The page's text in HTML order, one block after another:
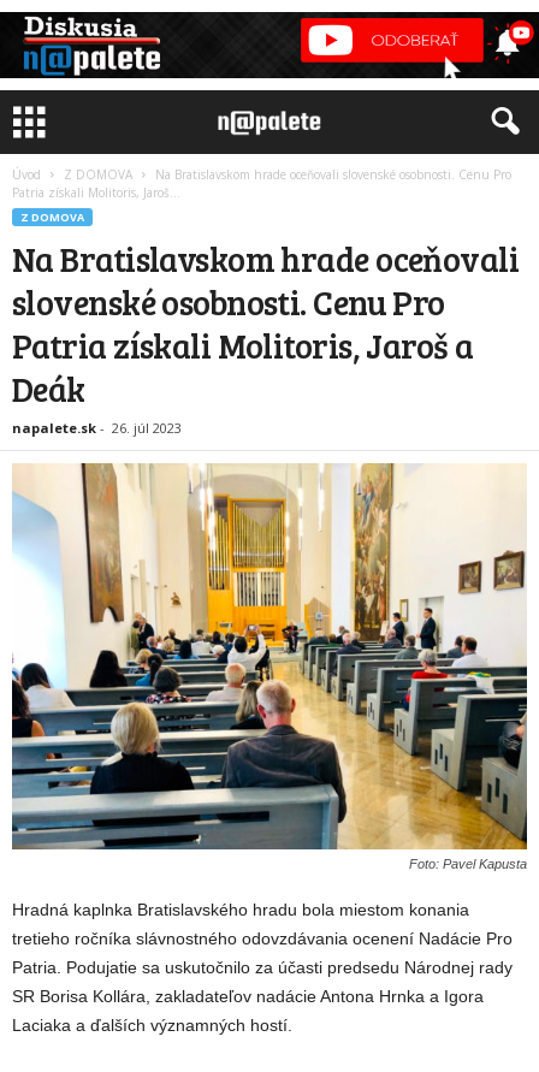
Úvod Z DOMOVA
Na Bratislavskom hrade oceňovali slovenské osobnosti. Cenu Pro
Patria získali Molitoris, Jaroš...
Z DOMOVA
Na Bratislavskom hrade oceňovali
slovenské osobnosti. Cenu Pro
Patria získali Molitoris, Jaroš a
Deák
napalete.sk - 26. júl 2023
Foto: Pavel Kapusta
Hradná kaplnka Bratislavského hradu bola miestom konania
tretieho ročníka slávnostného odovzdávania ocenení Nadácie Pro
Patria. Podujatie sa uskutočnilo za účasti predsedu Národnej rady
SR Borisa Kollára, zakladateľov nadácie Antona Hrnka a Igora
Laciaka a ďalších významných hostí.